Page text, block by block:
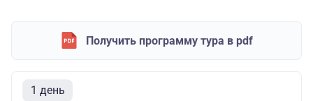
Получить программу тура в pdf
1 день